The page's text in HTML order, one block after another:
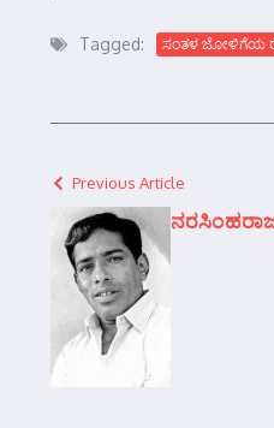
Tagged: ಸಂತಳ ಜೋಳಿಗೆಯ
Previous Article